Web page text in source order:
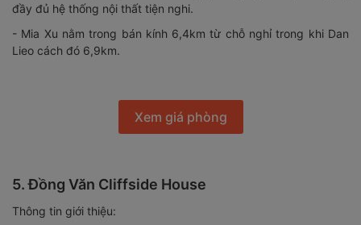
đầy đủ hệ thống nội thất tiện nghi.
- Mia Xu nằm trong bán kính 6,4km từ chỗ nghỉ trong khi Dan
Lieo cách đó 6,9km.
Xem giá phòng
5. Đồng Văn Cliffside House
Thông tin giới thiệu: